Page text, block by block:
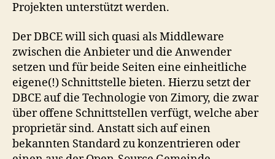
Projekten unterstützt werden.
Der DBCE will sich quasi als Middleware
zwischen die Anbieter und die Anwender
setzen und für beide Seiten eine einheitliche
eigene(!) Schnittstelle bieten. Hierzu setzt der
DBCE auf die Technologie von Zimory, die zwar
über offene Schnittstellen verfügt, welche aber
proprietär sind. Anstatt sich auf einen
bekannten Standard zu konzentrieren oder